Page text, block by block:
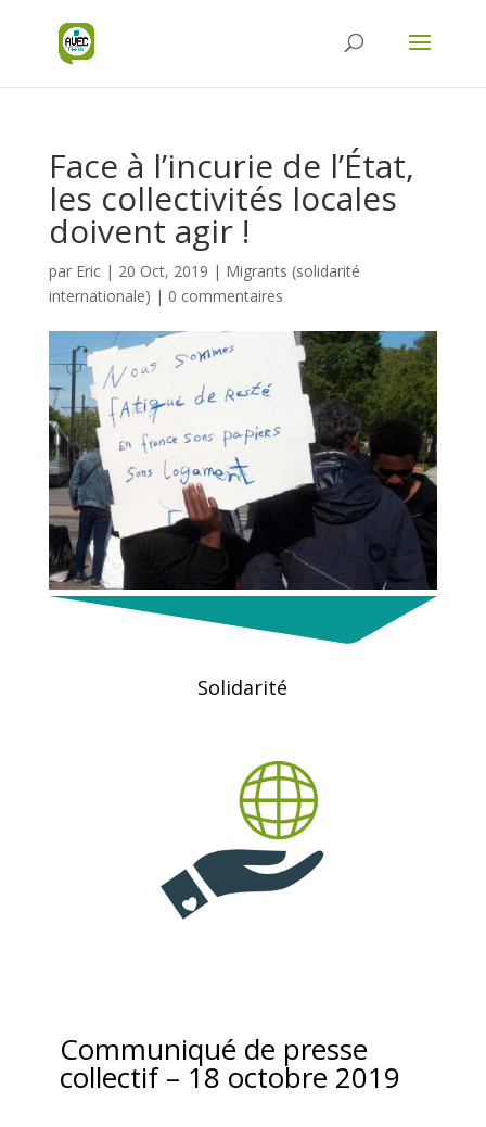
Face à l’incurie de l’État,
les collectivités locales
doivent agir !
par Eric| 20 Oct, 2019 | Migrants (solidarité
internationale) | 0 commentaires
Solidarité
Communiqué de presse
collectif – 18 octobre 2019